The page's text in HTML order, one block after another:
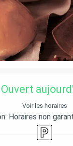
ET
Ouvert
Voir les horaires
Horaires non
Parking